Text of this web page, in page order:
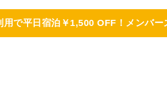
で平日宿泊￥1,500 OFF！メンバー